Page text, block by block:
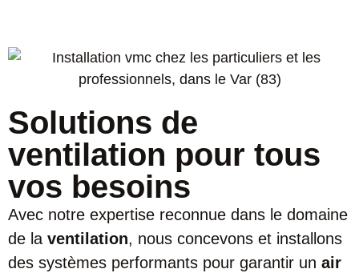
Solutions de
ventilation pour tous
vos besoins
Avec notre expertise reconnue dans le domaine
de la ventilation, nous concevons et installons
des systèmes performants pour garantir un air